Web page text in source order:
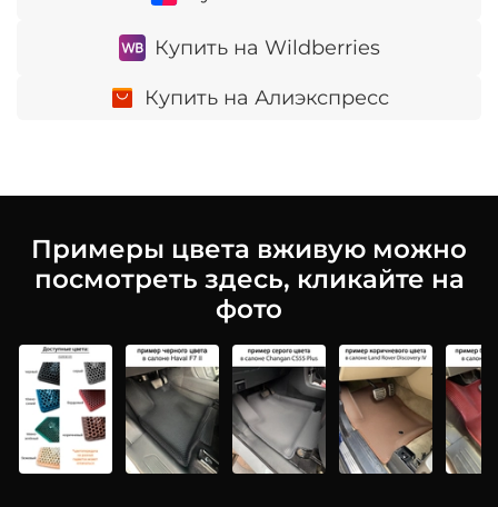
Купить на Wildberries
Купить на Алиэкспресс
Примеры цвета вживую можно
посмотреть здесь, кликайте на
фото